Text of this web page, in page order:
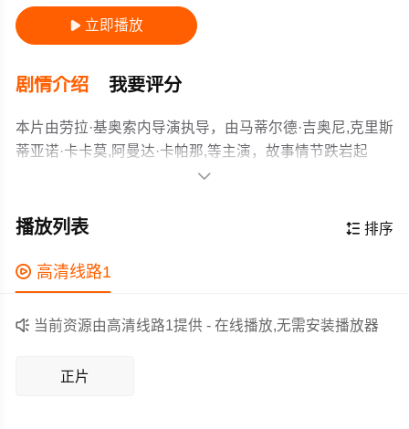
 立即播放
剧情介绍 我要评分
本片由劳拉·基奥索内导演执导，由马蒂尔德·吉奥尼,克里斯
蒂亚诺·卡卡莫,阿曼达·卡帕那,等主演，故事情节跌岩起
伏、扣人心弦，领广大爱情片爱好者和观众们都期待不
丽莎之外，所有女性都已结婚或正在寻找理想伴侣。艾丽
改变了艾丽莎的生活，唤醒了她以为早已消逝的情感。
作为一部 上映的爱情电影，在当期同类题材影片中具有一
定的看点，在演员表现和剧情架构上也都有不错的亮点，
剧情紧凑，角色塑造鲜明，适合喜欢爱情类电影的观众观

 排序
播放列表
 高清线路1
 当前资源由高清线路1提供 - 在线播放,无需安装播放器
正片